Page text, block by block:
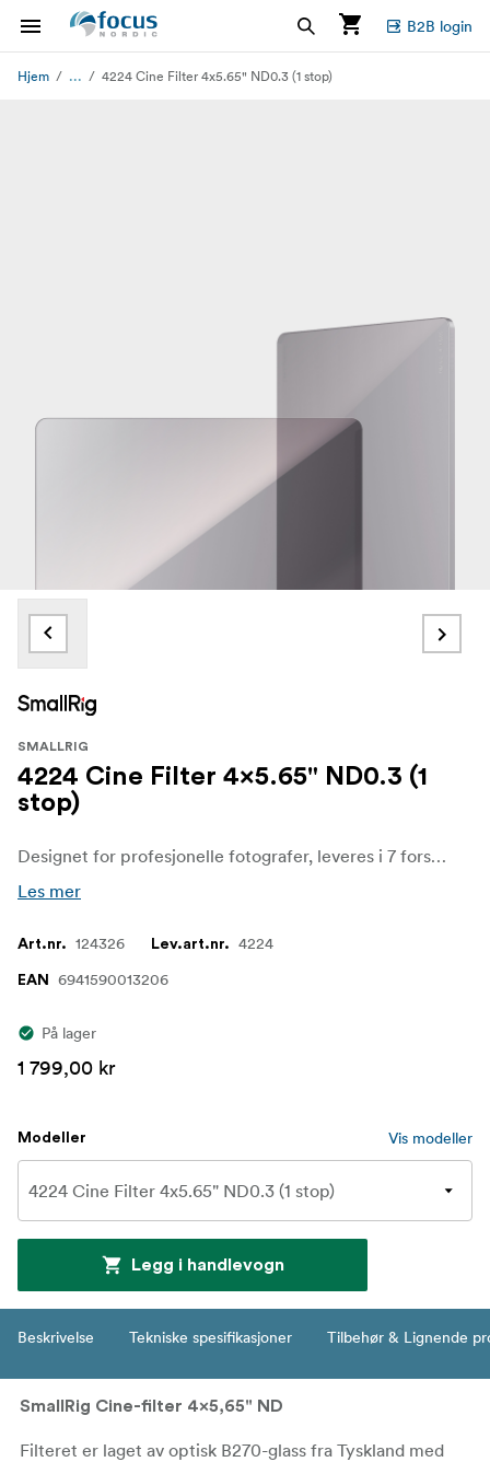
B2B login
Hjem ... 4224 Cine Filter 4x5.65" ND0.3 (1 stop)
SMALLRIG
4224 Cine Filter 4x5.65" ND0.3 (1
stop)
Designet for profesjonelle fotografer, leveres i 7 forskjellige varianter i lysgjennomgang fra 0,78 % til 50 %, i samsvar med 7-stopps lysutslettelse. Filtrene er laget av optisk glass og er nøyaktig slipt og polert for bruk med et 4 x 5,65" filterbrett eller en matt boks
Les mer
Art.nr. 124326 Lev.art.nr. 4224
EAN 6941590013206
På lager
1 799,00 kr
Modeller Vis modeller
Legg i handlevogn
Beskrivelse Tekniske spesifikasjoner Tilbehør & Lignende
SmallRig Cine-filter 4x5,65" ND
Filteret er laget av optisk B270-glass fra Tyskland med